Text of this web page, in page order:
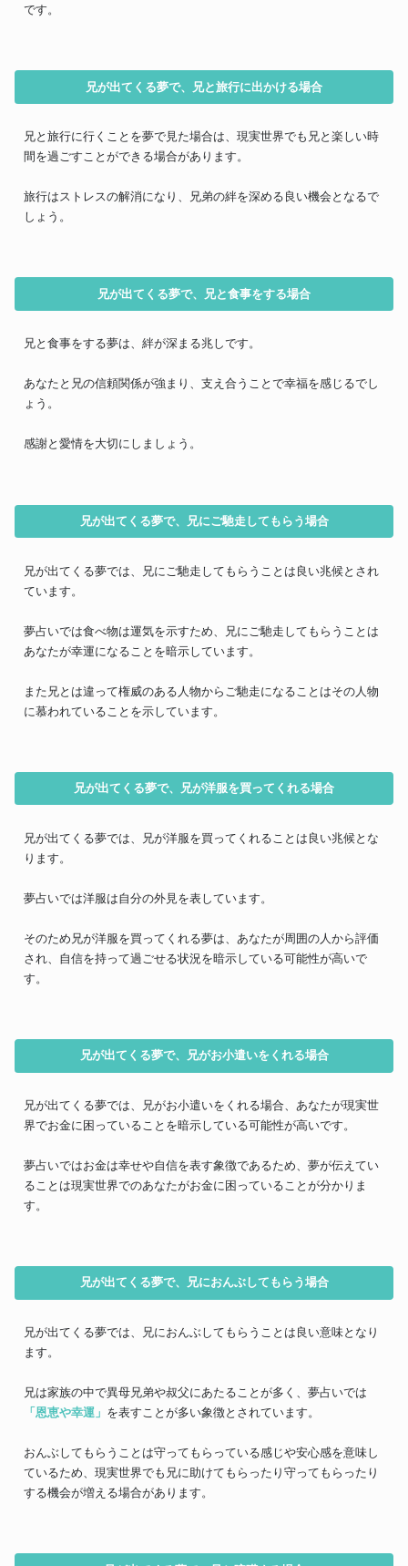
です。
兄が出てくる夢で、兄と旅行に出かける場合
兄と旅行に行くことを夢で見た場合は、現実世界でも兄と楽しい時
間を過ごすことができる場合があります。
旅行はストレスの解消になり、兄弟の絆を深める良い機会となるで
しょう。
兄が出てくる夢で、兄と食事をする場合
兄と食事をする夢は、絆が深まる兆しです。
あなたと兄の信頼関係が強まり、支え合うことで幸福を感じるでし
ょう。
感謝と愛情を大切にしましょう。
兄が出てくる夢で、兄にご馳走してもらう場合
兄が出てくる夢では、兄にご馳走してもらうことは良い兆候とされ
ています。
夢占いでは食べ物は運気を示すため、兄にご馳走してもらうことは
あなたが幸運になることを暗示しています。
また兄とは違って権威のある人物からご馳走になることはその人物
に慕われていることを示しています。
兄が出てくる夢で、兄が洋服を買ってくれる場合
兄が出てくる夢では、兄が洋服を買ってくれることは良い兆候とな
ります。
夢占いでは洋服は自分の外見を表しています。
そのため兄が洋服を買ってくれる夢は、あなたが周囲の人から評価
され、自信を持って過ごせる状況を暗示している可能性が高いで
す。
兄が出てくる夢で、兄がお小遣いをくれる場合
兄が出てくる夢では、兄がお小遣いをくれる場合、あなたが現実世
界でお金に困っていることを暗示している可能性が高いです。
夢占いではお金は幸せや自信を表す象徴であるため、夢が伝えてい
ることは現実世界でのあなたがお金に困っていることが分かりま
す。
兄が出てくる夢で、兄におんぶしてもらう場合
兄が出てくる夢では、兄におんぶしてもらうことは良い意味となり
ます。
兄は家族の中で異母兄弟や叔父にあたることが多く、夢占いでは
「恩恵や幸運」 を表すことが多い象徴とされています。
おんぶしてもらうことは守ってもらっている感じや安心感を意味し
ているため、現実世界でも兄に助けてもらったり守ってもらったり
する機会が増える場合があります。